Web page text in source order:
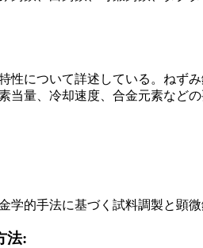
性について詳述している。ねず
当量、冷却速度、合金元素など
学的手法に基づく試料調製と顕
法: